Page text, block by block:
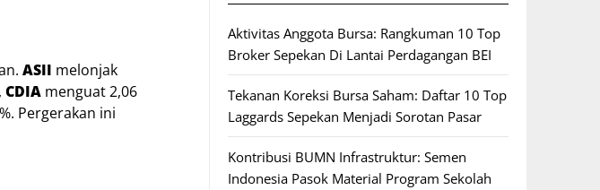
ASII melonjak
CDIA menguat 2,06
Pergerakan ini
Aktivitas Anggota Bursa: Rangkuman 10 Top
Broker Sepekan Di Lantai Perdagangan BEI
Tekanan Koreksi Bursa Saham: Daftar 10 Top
Laggards Sepekan Menjadi Sorotan Pasar
Kontribusi BUMN Infrastruktur: Semen
Indonesia Pasok Material Program Sekolah